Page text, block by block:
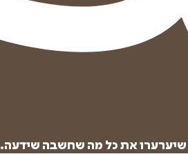
שיערערו את כל מה שחשבה שידעה.